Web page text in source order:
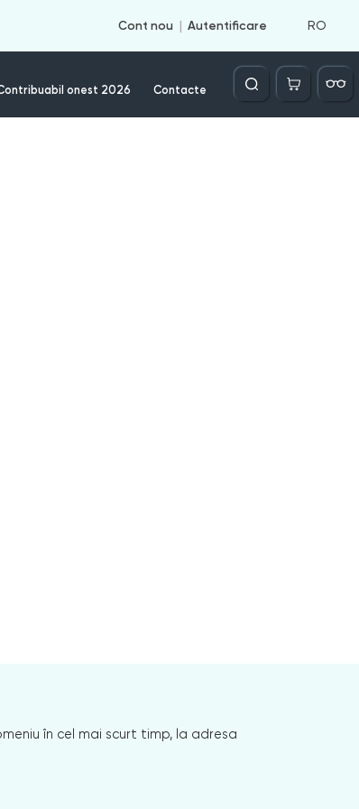
Cont nou Autentificare RO
onest 2026 Contacte
Căutare
în cel mai scurt timp, la adresa